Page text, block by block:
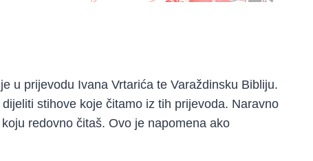
u prijevodu Ivana Vrtarića te Varaždinsku Bibliju.
stihove koje čitamo iz tih prijevoda. Naravno
redovno čitaš. Ovo je napomena ako